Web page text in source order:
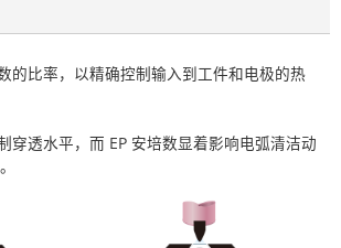
的比率，以精确控制输入到工件和电极的热
穿透水平，而 EP 安培数显着影响电弧清洁动